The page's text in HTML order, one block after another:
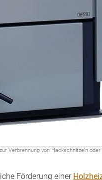
Verbrennung von Hackschnitzeln
Förderung einer